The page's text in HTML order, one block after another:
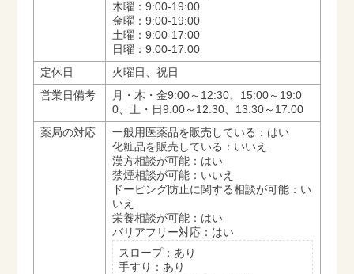
木曜：9:00-19:00
金曜：9:00-19:00
土曜：9:00-17:00
日曜：9:00-17:00
定休日
火曜日、祝日
営業日備考
月・木・金9:00～12:30、15:00～19:0
0、土・日9:00～12:30、13:30～17:00
薬局の対応
一般用医薬品を販売している：はい
化粧品を販売している：いいえ
漢方相談が可能：はい
禁煙相談が可能：いいえ
ドーピング防止に関する相談が可能：い
いえ
栄養相談が可能：はい
バリアフリー対応：はい
スロープ：あり
手すり：あり